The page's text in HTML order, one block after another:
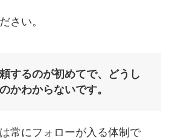
さい。
するのが初めてで、どうし
かわからないです。
常にフォローが入る体制で